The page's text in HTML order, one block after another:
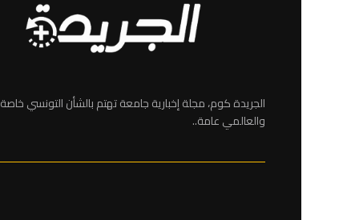
الجريدة كوم، مجلة إخبارية جامعة تهتم بالشأن التونسي خاصة
والعالمي عامة..